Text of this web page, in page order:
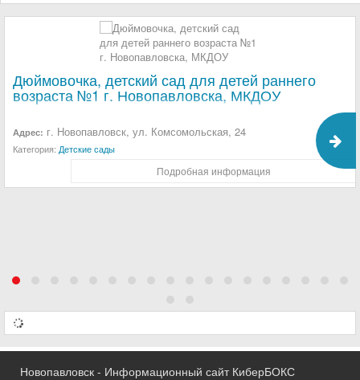
Дюймовочка, детский сад для детей раннего
возраста №1 г. Новопавловска, МКДОУ
Адрес: г. Новопавловск, ул. Комсомольская, 24
Категория: Детские сады
Подробная информация
Новопавловск - Информационный сайт КиберБОКС